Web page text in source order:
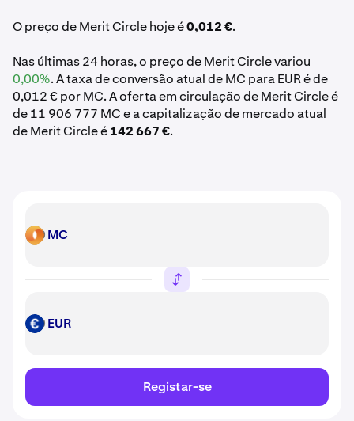
O preço de Merit Circle hoje é0,012 €.
Nas últimas 24 horas, o preço de Merit Circle variou
0,00%. A taxa de conversão atual de MC para EUR é de
0,012 € por MC. A oferta em circulação de Merit Circle é
de 11 906 777 MC e a capitalização de mercado atual
de Merit Circle é142 667 €.
MC MC
EUR EUR
Registar-se